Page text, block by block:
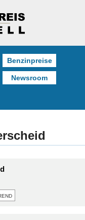
Benzinpreise
Newsroom